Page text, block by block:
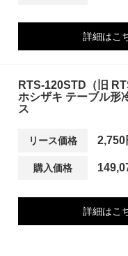
詳細はこ
RTS-120STD（旧
ホシザキ テーブル形
ス
リース価格 2,750
購入価格
詳細はこ